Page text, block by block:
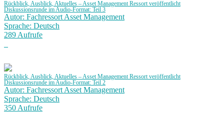
Rückblick, Ausblick, Aktuelles – Asset Management Ressort veröffentlicht
Diskussionsrunde im Audio-Format: Teil 3
Autor: Fachressort Asset Management
Sprache: Deutsch
289 Aufrufe
Rückblick, Ausblick, Aktuelles – Asset Management Ressort veröffentlicht
Diskussionsrunde im Audio-Format: Teil 2
Autor: Fachressort Asset Management
Sprache: Deutsch
350 Aufrufe